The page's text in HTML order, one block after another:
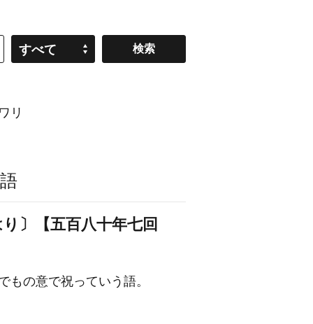
すべて
リ
〕【五百八十年七回
もの意で祝っていう語。